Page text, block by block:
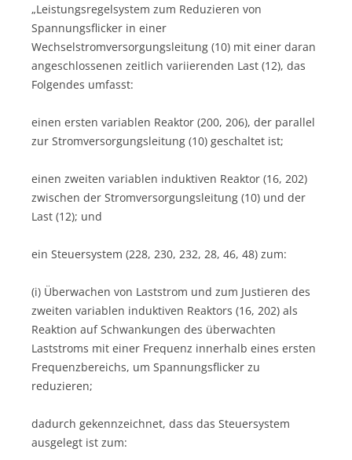
„Leistungsregelsystem zum Reduzieren von
Spannungsflicker in einer
Wechselstromversorgungsleitung (10) mit einer daran
angeschlossenen zeitlich variierenden Last (12), das
Folgendes umfasst:
einen ersten variablen Reaktor (200, 206), der parallel
zur Stromversorgungsleitung (10) geschaltet ist;
einen zweiten variablen induktiven Reaktor (16, 202)
zwischen der Stromversorgungsleitung (10) und der
Last (12); und
ein Steuersystem (228, 230, 232, 28, 46, 48) zum:
(i) Überwachen von Laststrom und zum Justieren des
zweiten variablen induktiven Reaktors (16, 202) als
Reaktion auf Schwankungen des überwachten
Laststroms mit einer Frequenz innerhalb eines ersten
Frequenzbereichs, um Spannungsflicker zu
reduzieren;
dadurch gekennzeichnet, dass das Steuersystem
ausgelegt ist zum: